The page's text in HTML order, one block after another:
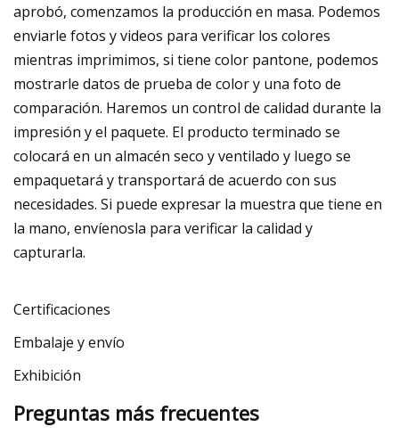
aprobó, comenzamos la producción en masa. Podemos
enviarle fotos y videos para verificar los colores
mientras imprimimos, si tiene color pantone, podemos
mostrarle datos de prueba de color y una foto de
comparación. Haremos un control de calidad durante la
impresión y el paquete. El producto terminado se
colocará en un almacén seco y ventilado y luego se
empaquetará y transportará de acuerdo con sus
necesidades. Si puede expresar la muestra que tiene en
la mano, envíenosla para verificar la calidad y
capturarla.
Certificaciones
Embalaje y envío
Exhibición
Preguntas más frecuentes